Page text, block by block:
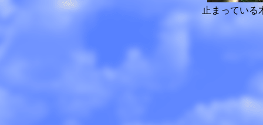
止まっている